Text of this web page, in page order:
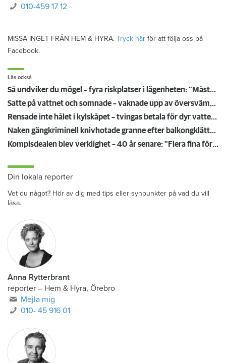
010-459 17 12
MISSA INGET FRÅN HEM & HYRA. Tryck här för att följa oss på
Facebook.
Läs också
Så undviker du mögel – fyra riskplatser i lägenheten: ”Måste städa bort”
Satte på vattnet och somnade – vaknade upp av översvämning hos grannen
Rensade inte hålet i kylskåpet – tvingas betala för dyr vattenskada
Naken gängkriminell knivhotade granne efter balkongklättring
Kompisdealen blev verklighet – 40 år senare: "Flera fina fördelar med att dela bostad"
Din lokala reporter
Vet du något? Hör av dig med tips eller synpunkter på vad du vill
läsa.
Anna Rytterbrant
reporter – Hem & Hyra, Örebro
Mejla mig
010- 45 916 01